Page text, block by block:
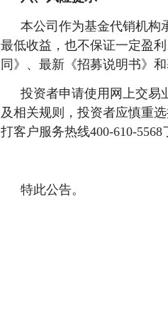
本公司作为基金代销机构
最低收益，也不保证一定盈
同》、最新《招募说明书》
投资者申请使用网上交易
及相关规则，投资者应慎重
打客户服务热线400-610-
特此公告。